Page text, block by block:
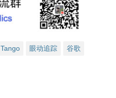
Tango 眼动追踪 谷歌